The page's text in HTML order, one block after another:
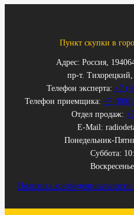
Пункт скупки в
Адрес: Россия,
пр-т.
Телефон эксперта: +7
Телефон приемщика: +7
Отдел продаж:
E-Mail:
Понедельник-
Суббота:
Политика